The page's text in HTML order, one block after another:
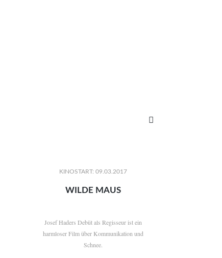

KINOSTART: 09.03.2017
WILDE MAUS
Josef Haders Debüt als Regisseur ist ein
harmloser Film über Kommunikation und
Schnee.